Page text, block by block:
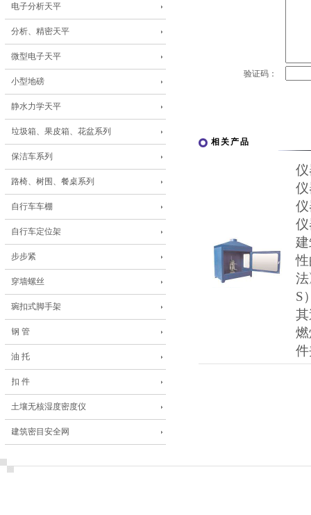
电子分析天平
分析、精密天平
微型电子天平
小型地磅
静水力学天平
垃圾箱、果皮箱、花盆系列
保洁车系列
路椅、树围、餐桌系列
自行车车棚
自行车定位架
步步紧
穿墙螺丝
琬扣式脚手架
钢 管
油 托
扣 件
土壤无核湿度密度仪
建筑密目安全网
验证码：
相关产品
S